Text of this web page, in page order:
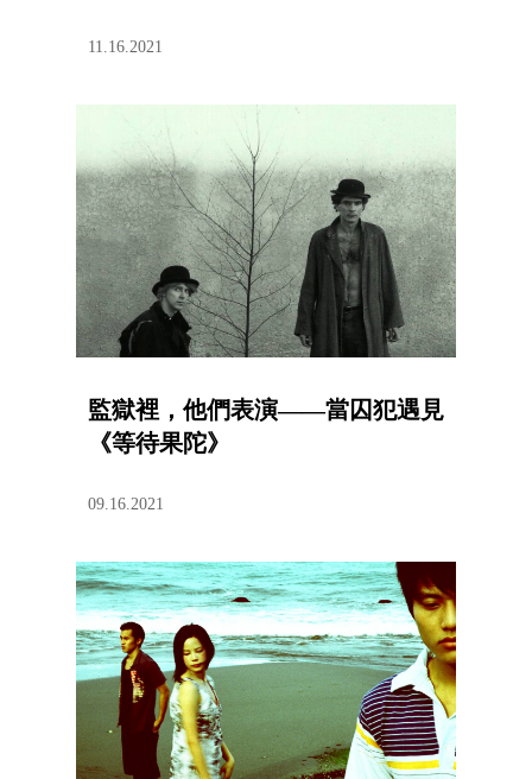
11.16.2021
監獄裡，他們表演——當囚犯遇見
《等待果陀》
09.16.2021